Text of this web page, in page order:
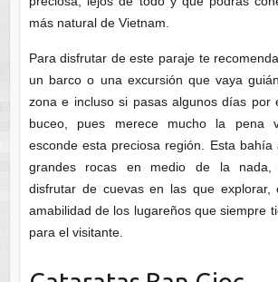
más natural de Vietnam.
Para disfrutar de este paraje te
un barco o una excursión que vaya
zona e incluso si pasas algunos días por
buceo, pues merece mucho la pena
esconde esta preciosa región. Esta bahía
grandes rocas en medio de la nada,
disfrutar de cuevas en las que explorar,
amabilidad de los lugareños que siempre
para el visitante.